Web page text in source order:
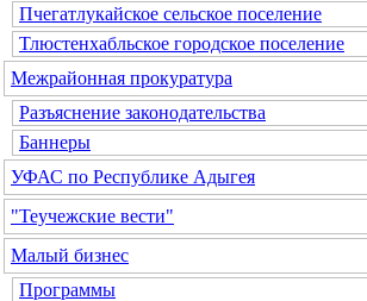
Пчегатлукайское сельское поселение
Тлюстенхабльское городское поселение
Межрайонная прокуратура
Разъяснение законодательства
Баннеры
УФАС по Республике Адыгея
"Теучежские вести"
Малый бизнес
Программы